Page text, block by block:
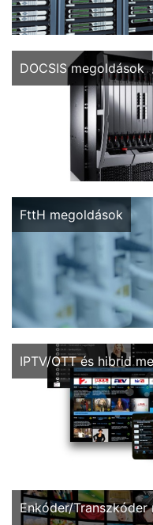
DOCSIS megoldások
Centralizált vagy elosztott
FttH megoldásokFttH
IPTV/OTT és hibrid
Centralizált
Enkóder/Transzkóder
Broadcast/HVQ/Dense